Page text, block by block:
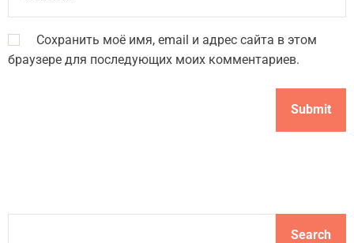
Сохранить моё имя, email и адрес сайта в этом
браузере для последующих моих комментариев.
Search